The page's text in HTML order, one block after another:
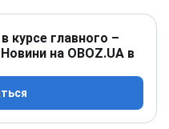
курсе главного –
на OBOZ.UA в